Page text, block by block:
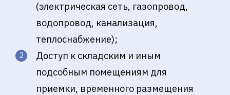
(электрическая сеть, газопровод,
водопровод, канализация,
теплоснабжение);
Доступ к складским и иным
подсобным помещениям для
приемки, временного размещения